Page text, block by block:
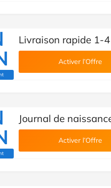
Savoo)
Livraison rapide 1-
Activer l’Offre
Savoo)
Journal de
Activer l’Offre